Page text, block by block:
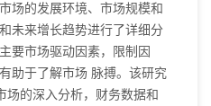
场的发展环境、市场规模和
未来增长趋势进行了详细分
要市场驱动因素，限制因
助于了解市场 脉搏。该研究
的深入分析，财务数据和